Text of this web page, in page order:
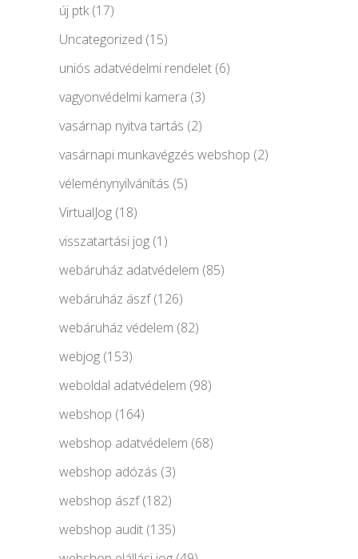
új ptk(17)
Uncategorized (15)
uniós adatvédelmi rendelet (6)
vagyonvédelmi kamera (3)
vasárnap nyitva tartás (2)
vasárnapi munkavégzés webshop (2)
véleménynyilvánítás (5)
VirtualJog (18)
visszatartási jog (1)
webáruház adatvédelem (85)
webáruház ászf(126)
webáruház védelem (82)
webjog (153)
weboldal adatvédelem (98)
webshop (164)
webshop adatvédelem (68)
webshop adózás (3)
webshop ászf(182)
webshop audit (135)